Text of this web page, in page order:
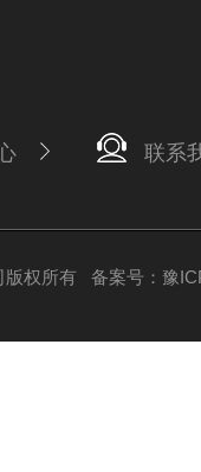
联系
版权所有 备案号：豫